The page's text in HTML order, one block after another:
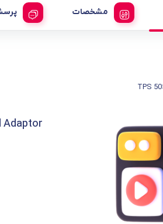
مشخصات
Adaptor